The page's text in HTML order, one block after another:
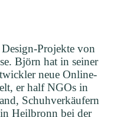
Projekte von
Björn hat in seiner
neue Online-
er half NGOs in
Schuhverkäufern
Heilbronn bei der